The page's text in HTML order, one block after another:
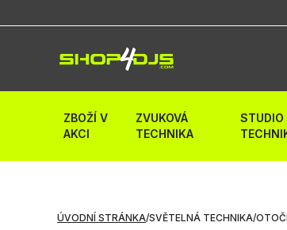
ZBOŽÍ V
AKCI
ZVUKOVÁ
TECHNIKA
STUDIO
ÚVODNÍ STRÁNKA/SVĚTELNÁ TECHNIKA/